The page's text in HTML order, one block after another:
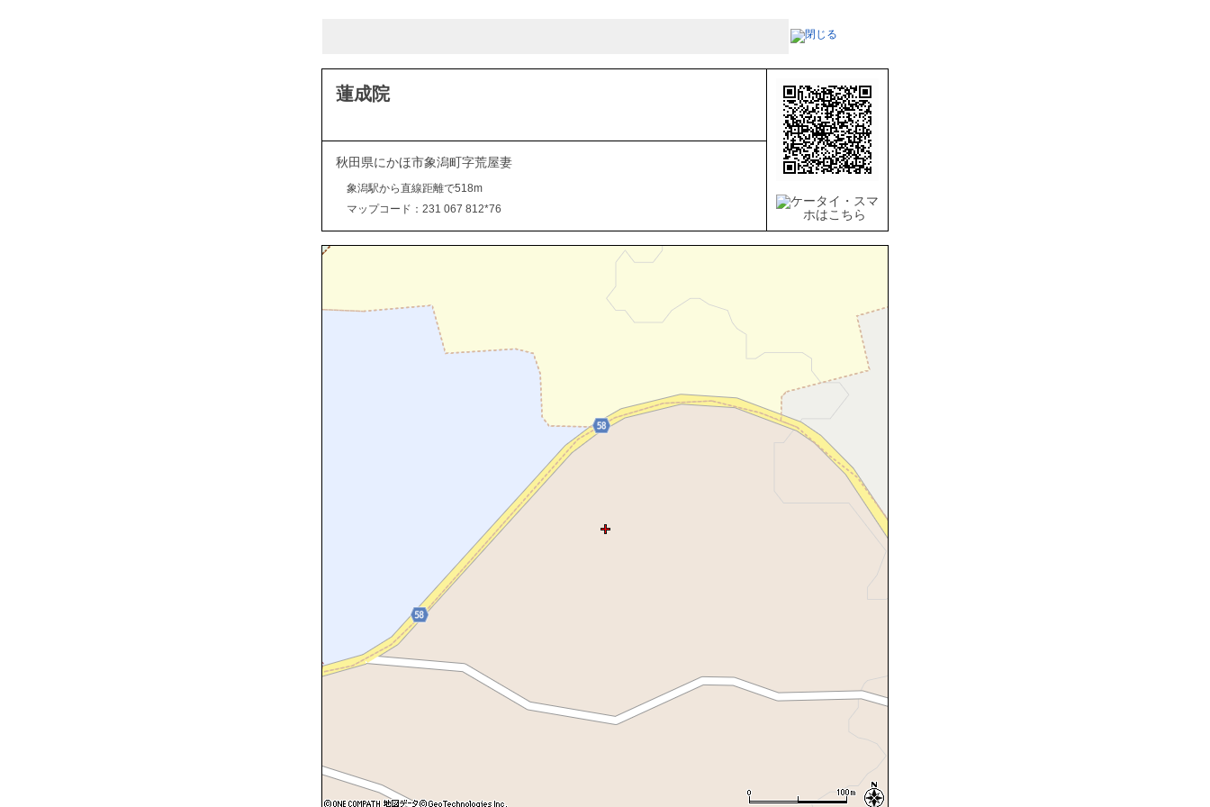
蓮成院
秋田県にかほ市象潟町字荒屋妻
象潟駅から直線距離で518m
マップコード：231 067 812*76